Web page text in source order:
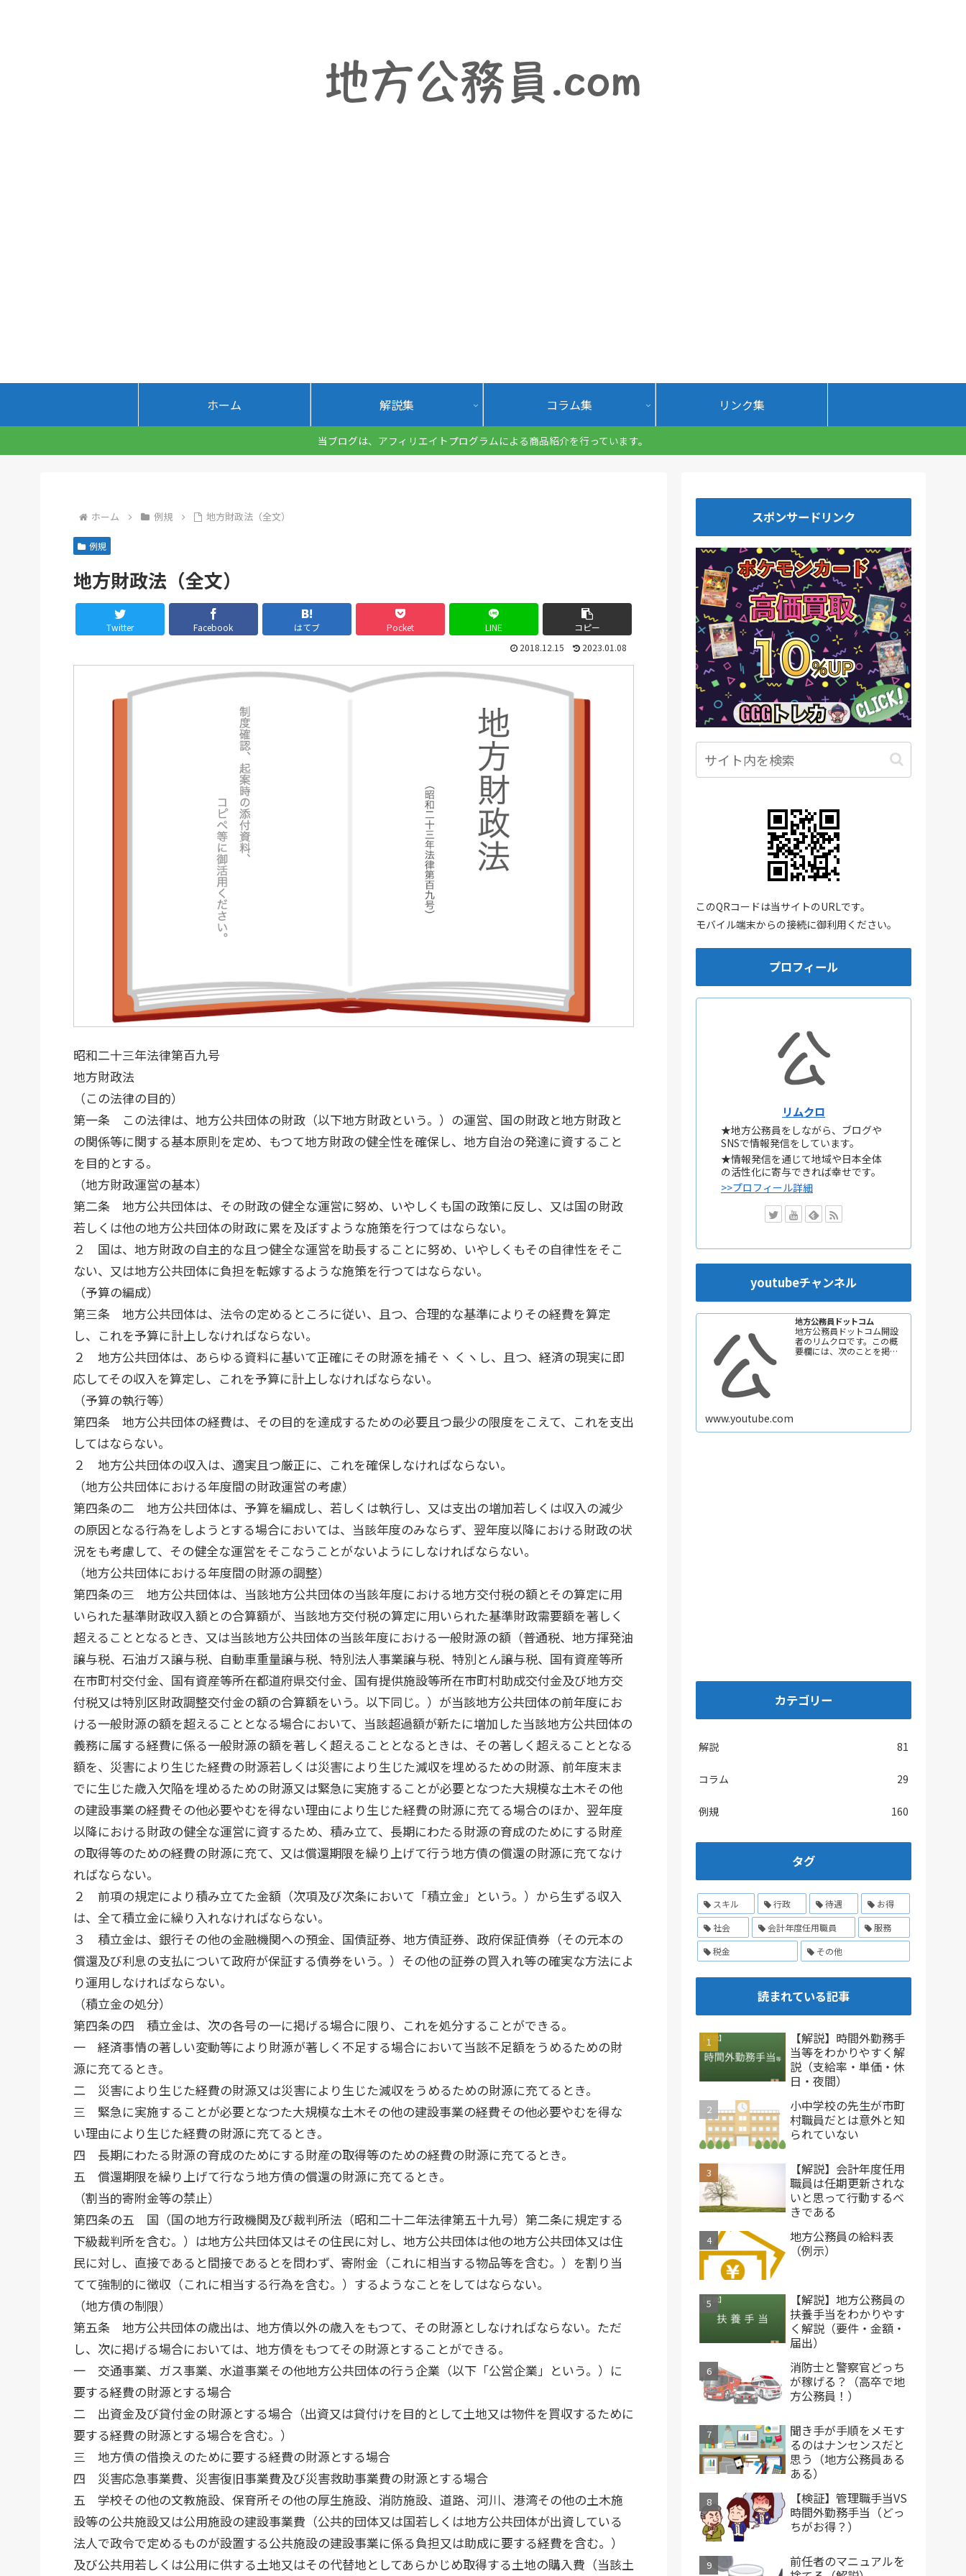
ホーム 解説集 コラム集 リンク集
当ブログは、アフィリエイトプログラムによる商品紹介を行っています。
ホーム 例規 地方財政法（全文）
例規
地方財政法（全文）
Twitter Facebook はてブ Pocket LINE
コピー
2018.12.15
2023.01.08
昭和二十三年法律第百九号
地方財政法
（この法律の目的）
第一条 この法律は、地方公共団体の財政（以下地方財政という。）の運営、国の財政と地方財政と
の関係等に関する基本原則を定め、もつて地方財政の健全性を確保し、地方自治の発達に資すること
を目的とする。
（地方財政運営の基本）
第二条 地方公共団体は、その財政の健全な運営に努め、いやしくも国の政策に反し、又は国の財政
若しくは他の地方公共団体の財政に累を及ぼすような施策を行つてはならない。
２ 国は、地方財政の自主的な且つ健全な運営を助長することに努め、いやしくもその自律性をそこ
ない、又は地方公共団体に負担を転嫁するような施策を行つてはならない。
（予算の編成）
第三条 地方公共団体は、法令の定めるところに従い、且つ、合理的な基準によりその経費を算定
し、これを予算に計上しなければならない。
２ 地方公共団体は、あらゆる資料に基いて正確にその財源を捕そヽ くヽし、且つ、経済の現実に即
応してその収入を算定し、これを予算に計上しなければならない。
（予算の執行等）
第四条 地方公共団体の経費は、その目的を達成するための必要且つ最少の限度をこえて、これを支出
してはならない。
２ 地方公共団体の収入は、適実且つ厳正に、これを確保しなければならない。
（地方公共団体における年度間の財政運営の考慮）
第四条の二 地方公共団体は、予算を編成し、若しくは執行し、又は支出の増加若しくは収入の減少
の原因となる行為をしようとする場合においては、当該年度のみならず、翌年度以降における財政の状
況をも考慮して、その健全な運営をそこなうことがないようにしなければならない。
（地方公共団体における年度間の財源の調整）
第四条の三 地方公共団体は、当該地方公共団体の当該年度における地方交付税の額とその算定に用
いられた基準財政収入額との合算額が、当該地方交付税の算定に用いられた基準財政需要額を著しく
超えることとなるとき、又は当該地方公共団体の当該年度における一般財源の額（普通税、地方揮発油
譲与税、石油ガス譲与税、自動車重量譲与税、特別法人事業譲与税、特別とん譲与税、国有資産等所
在市町村交付金、国有資産等所在都道府県交付金、国有提供施設等所在市町村助成交付金及び地方交
付税又は特別区財政調整交付金の額の合算額をいう。以下同じ。）が当該地方公共団体の前年度にお
ける一般財源の額を超えることとなる場合において、当該超過額が新たに増加した当該地方公共団体の
義務に属する経費に係る一般財源の額を著しく超えることとなるときは、その著しく超えることとなる
額を、災害により生じた経費の財源若しくは災害により生じた減収を埋めるための財源、前年度末ま
でに生じた歳入欠陥を埋めるための財源又は緊急に実施することが必要となつた大規模な土木その他
の建設事業の経費その他必要やむを得ない理由により生じた経費の財源に充てる場合のほか、翌年度
以降における財政の健全な運営に資するため、積み立て、長期にわたる財源の育成のためにする財産
の取得等のための経費の財源に充て、又は償還期限を繰り上げて行う地方債の償還の財源に充てなけ
ればならない。
２ 前項の規定により積み立てた金額（次項及び次条において「積立金」という。）から生ずる収入
は、全て積立金に繰り入れなければならない。
３ 積立金は、銀行その他の金融機関への預金、国債証券、地方債証券、政府保証債券（その元本の
償還及び利息の支払について政府が保証する債券をいう。）その他の証券の買入れ等の確実な方法によ
り運用しなければならない。
（積立金の処分）
第四条の四 積立金は、次の各号の一に掲げる場合に限り、これを処分することができる。
一 経済事情の著しい変動等により財源が著しく不足する場合において当該不足額をうめるための財
源に充てるとき。
二 災害により生じた経費の財源又は災害により生じた減収をうめるための財源に充てるとき。
三 緊急に実施することが必要となつた大規模な土木その他の建設事業の経費その他必要やむを得な
い理由により生じた経費の財源に充てるとき。
四 長期にわたる財源の育成のためにする財産の取得等のための経費の財源に充てるとき。
五 償還期限を繰り上げて行なう地方債の償還の財源に充てるとき。
（割当的寄附金等の禁止）
第四条の五 国（国の地方行政機関及び裁判所法（昭和二十二年法律第五十九号）第二条に規定する
下級裁判所を含む。）は地方公共団体又はその住民に対し、地方公共団体は他の地方公共団体又は住
民に対し、直接であると間接であるとを問わず、寄附金（これに相当する物品等を含む。）を割り当
てて強制的に徴収（これに相当する行為を含む。）するようなことをしてはならない。
（地方債の制限）
第五条 地方公共団体の歳出は、地方債以外の歳入をもつて、その財源としなければならない。ただ
し、次に掲げる場合においては、地方債をもつてその財源とすることができる。
一 交通事業、ガス事業、水道事業その他地方公共団体の行う企業（以下「公営企業」という。）に
要する経費の財源とする場合
二 出資金及び貸付金の財源とする場合（出資又は貸付けを目的として土地又は物件を買収するために
要する経費の財源とする場合を含む。）
三 地方債の借換えのために要する経費の財源とする場合
四 災害応急事業費、災害復旧事業費及び災害救助事業費の財源とする場合
五 学校その他の文教施設、保育所その他の厚生施設、消防施設、道路、河川、港湾その他の土木施
設等の公共施設又は公用施設の建設事業費（公共的団体又は国若しくは地方公共団体が出資している
法人で政令で定めるものが設置する公共施設の建設事業に係る負担又は助成に要する経費を含む。）
及び公共用若しくは公用に供する土地又はその代替地としてあらかじめ取得する土地の購入費（当該土
スポンサードリンク
このQRコードは当サイトのURLです。
モバイル端末からの接続に御利用ください。
プロフィール
リムクロ
★地方公務員をしながら、ブログや
SNSで情報発信をしています。
★情報発信を通じて地域や日本全体
の活性化に寄与できれば幸せです。
>>プロフィール詳細
youtubeチャンネル
地方公務員ドットコム
地方公務員ドットコム開設
者のリムクロです。この概
要欄には、次のことを掲載
ます！ 【自己紹介】 ★地方
www.youtube.com
カテゴリー
解説 81
コラム 29
例規 160
タグ
スキル 行政 待遇
お得
社会
会計年度任用職員
服務
税金
その他
読まれている記事
【解説】時間外勤務手
当等をわかりやすく解
説（支給率・単価・休
日・夜間）
小中学校の先生が市町
村職員だとは意外と知
られていない
【解説】会計年度任用
職員は任期更新されな
いと思って行動するべ
きである
地方公務員の給料表
（例示）
【解説】地方公務員の
扶養手当をわかりやす
く解説（要件・金額・
届出）
消防士と警察官どっち
が稼げる？（高卒で地
方公務員！）
聞き手が手順をメモす
るのはナンセンスだと
思う（地方公務員ある
ある）
【検証】管理職手当VS
時間外勤務手当（どっ
ちがお得？）
前任者のマニュアルを